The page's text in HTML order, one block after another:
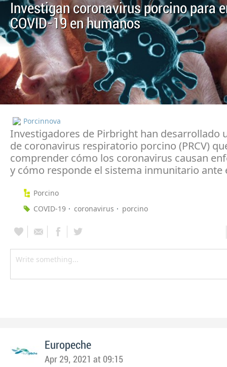
Investigan coronavirus porcino para
COVID-19 en humanos
Porcinnova
Investigadores de Pirbright han desarrollado
de coronavirus respiratorio porcino (PRCV)
comprender cómo los coronavirus causan
y cómo responde el sistema inmunitario ante
Porcino
COVID-19
coronavirus porcino
Europeche
Apr 29, 2021 at 09:15